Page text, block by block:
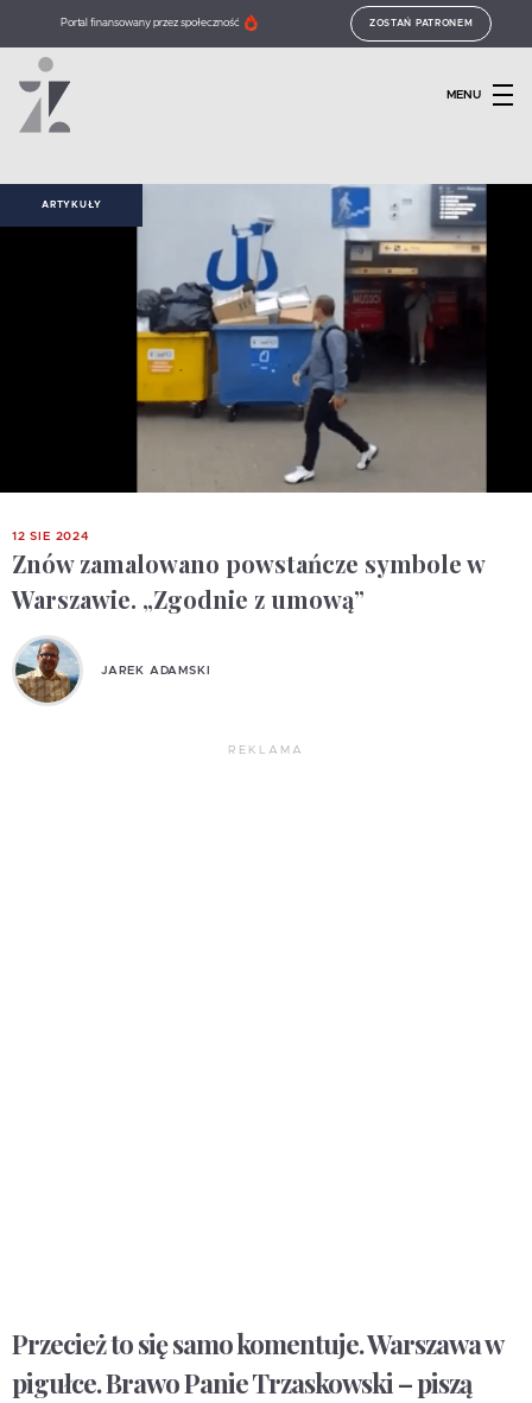
Portal finansowany przez społeczność ZOSTAŃ PATRONEM
MENU
ARTYKUŁY
12 SIE 2024
Znów zamalowano powstańcze symbole w
Warszawie. „Zgodnie z umową”
JAREK ADAMSKI
REKLAMA
Przecież to się samo komentuje. Warszawa w
pigułce. Brawo Panie Trzaskowski – piszą